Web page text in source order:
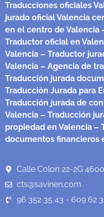
Traducciones oficiales
jurado oficial Valencia
en el centro de Valencia
Traductor oficial en
Valencia – Traductor
Valencia – Agencia de
Traducción jurada
Traducción Jurada para
Traducción jurada de
Valencia – Traducción
propiedad en Valencia –
documentos financieros
Calle Colon 22-2G
cts@savinen.com
96 352 35 43 - 609 62